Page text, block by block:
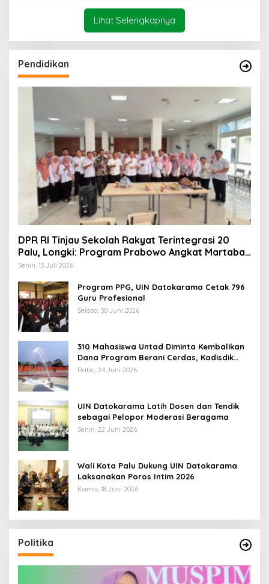
Lihat Selengkapnya
Pendidikan
DPR RI Tinjau Sekolah Rakyat Terintegrasi 20
Palu, Longki: Program Prabowo Angkat Martabat
Anak Miskin
Senin, 13 Juli 2026
Program PPG, UIN Datokarama Cetak 796
Guru Profesional
Selasa, 30 Juni 2026
310 Mahasiswa Untad Diminta Kembalikan
Dana Program Berani Cerdas, Kadisdik
Sulteng: Tidak Boleh Terima Beasiswa
Rabu, 24 Juni 2026
UIN Datokarama Latih Dosen dan Tendik
sebagai Pelopor Moderasi Beragama
Senin, 22 Juni 2026
Wali Kota Palu Dukung UIN Datokarama
Laksanakan Poros Intim 2026
Kamis, 18 Juni 2026
Politika
Hafid Ajak Sinergi Optimalkan Potensi Daerah
Di Headline, Politika